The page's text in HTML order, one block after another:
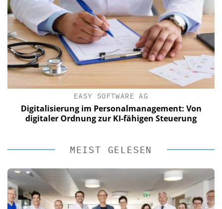
EASY SOFTWARE AG
Digitalisierung im Personalmanagement: Von
digitaler Ordnung zur KI-fähigen Steuerung
MEIST GELESEN